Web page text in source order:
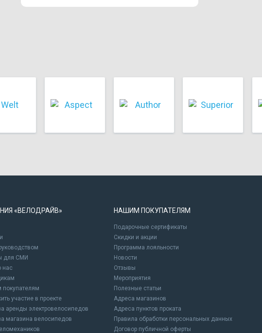
«ВЕЛОДРАЙВ»
для СМИ
нас
покупателям
участие в проекте
аренды электровелосипедов
магазина велосипедов
НАШИМ ПОКУПАТЕЛЯМ
Подарочные сертификаты
Cкидки и акции
Программа лояльности
Новости
Отзывы
Мероприятия
Полезные статьи
Адреса магазинов
Адреса пунктов проката
Правила обработки персональных данных
Договор публичной оферты